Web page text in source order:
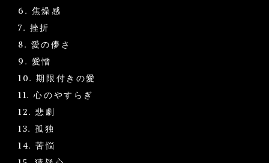
6. 焦燥感
7. 挫折
8. 愛の儚さ
9. 愛憎
10. 期限付きの愛
11. 心のやすらぎ
12. 悲劇
13. 孤独
14. 苦悩